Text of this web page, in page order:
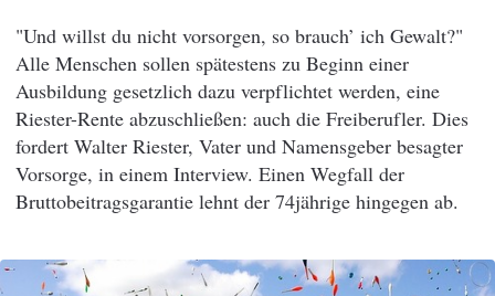
"Und willst du nicht vorsorgen, so brauch’ ich Gewalt?"
Alle Menschen sollen spätestens zu Beginn einer
Ausbildung gesetzlich dazu verpflichtet werden, eine
Riester-Rente abzuschließen: auch die Freiberufler. Dies
fordert Walter Riester, Vater und Namensgeber besagter
Vorsorge, in einem Interview. Einen Wegfall der
Bruttobeitragsgarantie lehnt der 74jährige hingegen ab.